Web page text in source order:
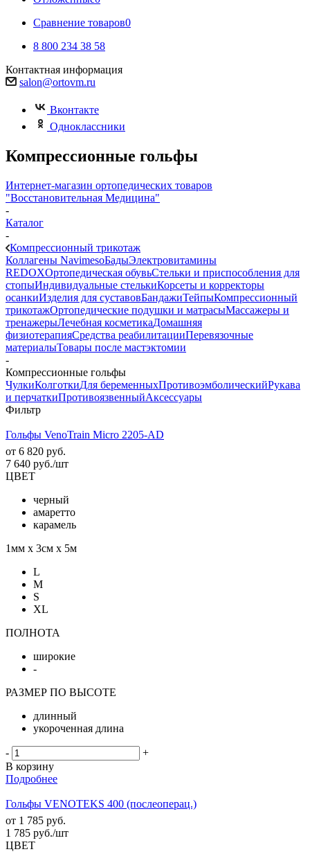
Сравнение товаров0
8 800 234 38 58
Контактная информация
salon@ortovm.ru
Вконтакте
Одноклассники
Компрессионные гольфы
Интернет-магазин ортопедических товаров
"Восстановительная Медицина"
-
Каталог
-
Компрессионный трикотаж
Коллагены NavimesoБадыЭлектровитамины
REDOXОртопедическая обувьСтельки и приспособления для
стопыИндивидуальные стелькиКорсеты и корректоры
осанкиИзделия для суставовБандажиТейпыКомпрессионный
трикотажОртопедические подушки и матрасыМассажеры и
тренажерыЛечебная косметикаДомашняя
физиотерапияСредства реабилитацииПеревязочные
материалыТовары после мастэктомии
-
Компрессионные гольфы
ЧулкиКолготкиДля беременныхПротивоэмболическийРукава
и перчаткиПротивоязвенныйАксессуары
Фильтр
Гольфы VenoTrain Micro 2205-AD
от 6 820 руб.
7 640 руб./шт
ЦВЕТ
черный
амаретто
карамель
1мм х 3см х 5м
L
M
S
XL
ПОЛНОТА
широкие
-
РАЗМЕР ПО ВЫСОТЕ
длинный
укороченная длина
-
+
В корзину
Подробнее
Гольфы VENOTEKS 400 (послеоперац.)
от 1 785 руб.
1 785 руб./шт
ЦВЕТ